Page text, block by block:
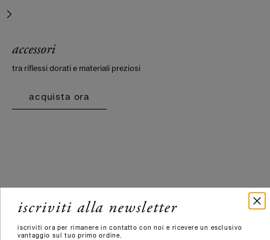
successivo
accessori
tra riflessi dorati e materiali preziosi
acquista ora
iscriviti alla newsletter
iscriviti ora per rimanere in contatto con noi e ricevere un esclusivo
vantaggio sul tuo primo ordine.